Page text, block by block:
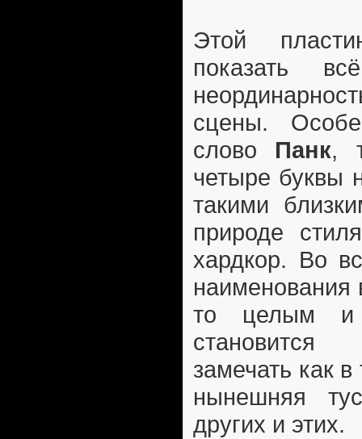
Этой
показать
сцены.
слово Панк,
четыре буквы
такими
природе
хардкор. Во
наименования
то целым
замечать как
нынешняя
других и этих.